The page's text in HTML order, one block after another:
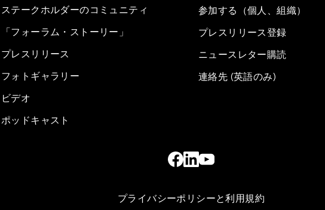
ステークホルダーのコミュニティ
「フォーラム・ストーリー」
プレスリリース
フォトギャラリー
ビデオ
ポッドキャスト
参加する（個人、組織）
プレスリリース登録
ニュースレター購読
連絡先 (英語のみ)
プライバシーポリシーと利用規約